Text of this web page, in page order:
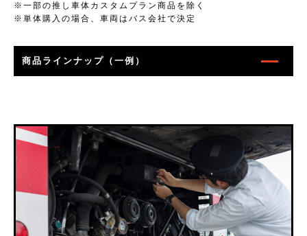
※一部の推し車体カスタムプラン商品を除く
※単体購入の場合、車両はバス会社で決定
商品ラインナップ（一例）